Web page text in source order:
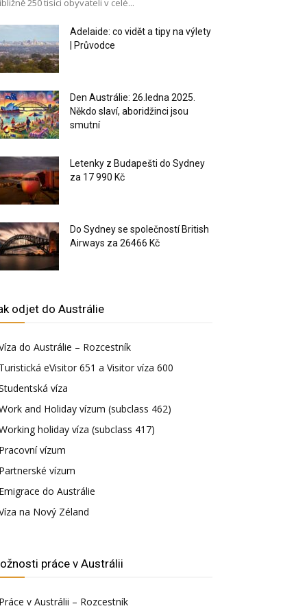
250 tisíci obyvateli v celé...
Adelaide: co vidět a tipy na výlety
| Průvodce
Den Austrálie: 26.ledna 2025.
Někdo slaví, aboridžinci jsou
smutní
Letenky z Budapešti do Sydney
za 17 990 Kč
Do Sydney se společností British
Airways za 26466 Kč
odjet do Austrálie
do Austrálie – Rozcestník
eVisitor 651 a Visitor víza 600
víza
and Holiday vízum (subclass 462)
holiday víza (subclass 417)
vízum
vízum
do Austrálie
na Nový Zéland
práce v Austrálii
v Austrálii – Rozcestník